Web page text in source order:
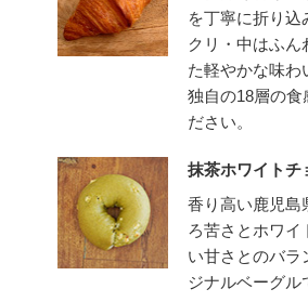
を丁寧に折り込
クリ・中はふん
た軽やかな味わ
独自の18層の食
ださい。
抹茶ホワイトチ
香り高い鹿児島
ろ苦さとホワイ
い甘さとのバラ
ジナルベーグル